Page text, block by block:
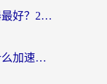
海外玩开心消消乐用什么加速器最好？2026真实体验指南，告别延迟卡顿
英国打反恐精英：全球攻势用什么加速器？2026年实测有效的国服游戏加速指南